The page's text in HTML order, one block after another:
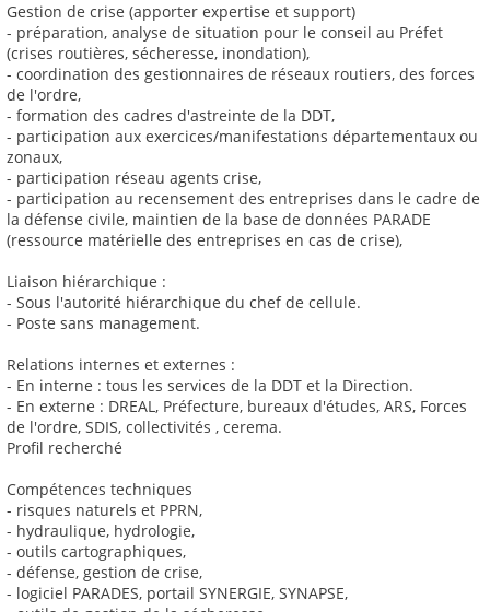
Gestion de crise (apporter expertise et support)
- préparation, analyse de situation pour le conseil au Préfet
(crises routières, sécheresse, inondation),
- coordination des gestionnaires de réseaux routiers, des forces
de l'ordre,
- formation des cadres d'astreinte de la DDT,
- participation aux exercices/manifestations départementaux ou
zonaux,
- participation réseau agents crise,
- participation au recensement des entreprises dans le cadre de
la défense civile, maintien de la base de données PARADE
(ressource matérielle des entreprises en cas de crise),
Liaison hiérarchique :
- Sous l'autorité hiérarchique du chef de cellule.
- Poste sans management.
Relations internes et externes :
- En interne : tous les services de la DDT et la Direction.
- En externe : DREAL, Préfecture, bureaux d'études, ARS, Forces
de l'ordre, SDIS, collectivités , cerema.
Profil recherché
Compétences techniques
- risques naturels et PPRN,
- hydraulique, hydrologie,
- outils cartographiques,
- défense, gestion de crise,
- logiciel PARADES, portail SYNERGIE, SYNAPSE,